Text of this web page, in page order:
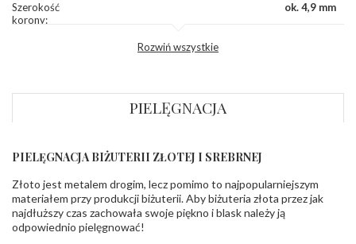
Szerokość
korony:
ok. 4,9 mm
Szerokość szyny
ok. 2,8 mm
Rodzaje
Liczba kamieni:
Cyrkonia - 57 szt.
Szlif kamieni
Fasetowy okrągła
Masa kamieni
(łącznie):
ok. 4.744 ct.
Rozwiń wszystkie
PIELĘGNACJA
PIELĘGNACJA BIŻUTERII ZŁOTEJ I SREBRNEJ
Złoto jest metalem drogim, lecz pomimo to najpopularniejszym
materiałem przy produkcji biżuterii. Aby biżuteria złota przez jak
najdłuższy czas zachowała swoje piękno i blask należy ją
odpowiednio pielęgnować!